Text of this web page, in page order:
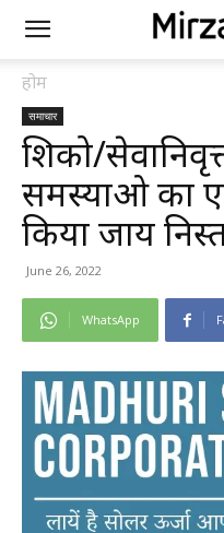
होम
समाचार
शिक्षको/
समस्याओ का
किया जाय
June 26, 2022
WhatsApp